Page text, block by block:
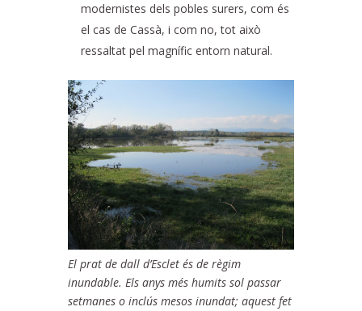
modernistes dels pobles surers, com és
el cas de Cassà, i com no, tot això
ressaltat pel magnífic entorn natural.
El prat de dall d’Esclet és de règim
inundable. Els anys més humits sol passar
setmanes o inclús mesos inundat; aquest fet